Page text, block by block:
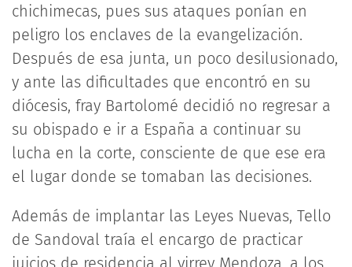
chichimecas, pues sus ataques ponían en
peligro los enclaves de la evangelización.
Después de esa junta, un poco desilusionado,
y ante las dificultades que encontró en su
diócesis, fray Bartolomé decidió no regresar a
su obispado e ir a España a continuar su
lucha en la corte, consciente de que ese era
el lugar donde se tomaban las decisiones.
Además de implantar las Leyes Nuevas, Tello
de Sandoval traía el encargo de practicar
juicios de residencia al virrey Mendoza, a los